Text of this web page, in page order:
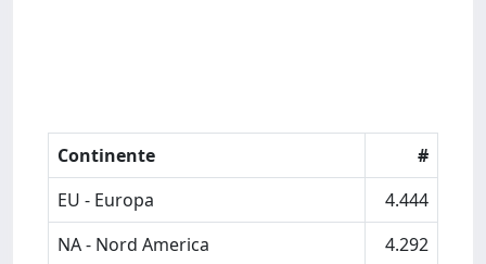
Continente
#
EU - Europa
4.444
NA - Nord America
4.292